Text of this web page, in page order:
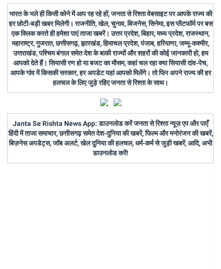
भारत के भले ही किसी कोने में आप रह रहे हों, जनता से रिश्ता वेबसाइट पर आपके राज्य की
हर छोटी-बड़ी खबर मिलेगी। राजनीति, खेल, चुनाव, बिजनेस, सिनेमा, इस प्लैटफॉर्म पर बस
एक क्लिक करते ही हमेशा पाएं ताजा खबरें। उत्तर प्रदेश, बिहार, मध्य प्रदेश, राजस्थान,
महाराष्ट्र, गुजरात, छत्तीसगढ़, झारखंड, हिमाचल प्रदेश, पंजाब, हरियाणा, जम्मू-कश्मीर,
उत्तराखंड, पश्चिम बंगाल समेत देश के बाकी राज्यों और शहरों की कोई जानकारी हो, हम
आपको देते हैं। सियासी रण हो या बजट का मौसम, कहां चल रहा क्या सियासी दांव-पेच,
आपके गांव में किसकी सरकार, हर अपडेट यहां आपको मिलेंगे। तो फिर अपने राज्य की हर
हलचल के लिए जुड़े रहिए जनता से रिश्ता के साथ।
Janta Se Rishta News App: डाउनलोड करें जनता से रिश्ता न्यूज़ एप और पाएँ
हिंदी में ताजा समाचार, छत्तीसगढ़ समेत देश-दुनिया की खबरें, फिल्म और मनोरंजन की खबरें,
बिज़नेस अपडेट्स, जॉब अलर्ट, खेल दुनिया की हलचल, धर्म-कर्म से जुड़ी खबरें, आदि, अभी
डाउनलोड करें!